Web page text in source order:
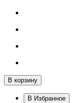
В корзину
В Избранное